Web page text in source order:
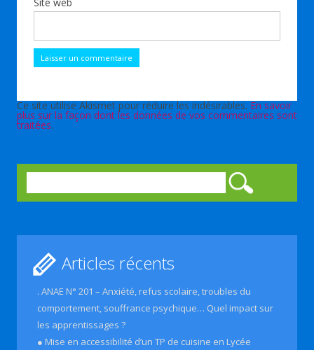
Ce site utilise Akismet pour réduire les indésirables.En savoir
plus sur la façon dont les données de vos commentaires sont
traitées.
Articles récents
. ANAE N° 201 – Anxiété, refus scolaire, troubles du
comportement, souffrance psychique… Quel impact sur
les apprentissages ?
● Mise en accessibilité d’un TP de cuisine en Lycée